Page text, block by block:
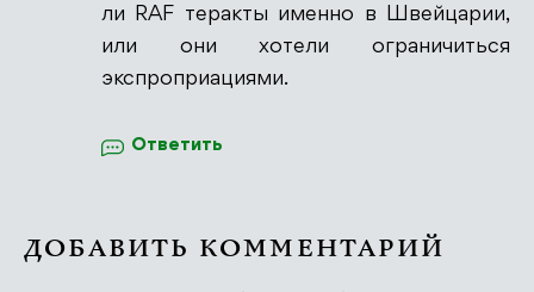
ли RAF теракты именно в Швейцарии,
или они хотели ограничиться
экспроприациями.
Ответить
ДОБАВИТЬ КОММЕНТАРИЙ